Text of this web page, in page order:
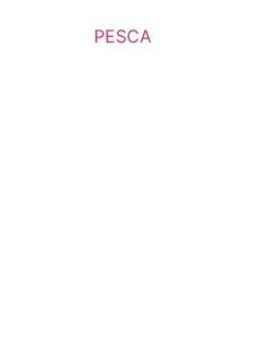
PESCA